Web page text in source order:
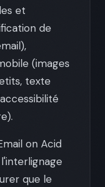
et
de
(images
texte
on Acid
que le